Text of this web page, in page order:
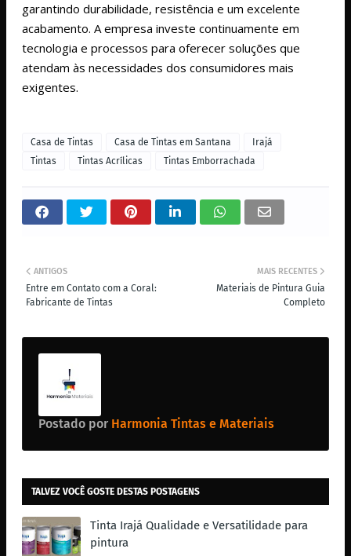
garantindo durabilidade, resistência e um excelente
acabamento. A empresa investe continuamente em
tecnologia e processos para oferecer soluções que
atendam às necessidades dos consumidores mais
exigentes.
Casa de Tintas Casa de Tintas em Santana
Irajá
Tintas
Tintas Acrílicas Tintas Emborrachada
MAIS RECENTES
Materiais de Pintura Guia
Completo
ANTIGOS
Entre em Contato com a Coral:
Fabricante de Tintas
Postado por Harmonia Tintas e Materiais
TALVEZ VOCÊ GOSTE DESTAS POSTAGENS
Tinta Irajá Qualidade e Versatilidade para
pintura